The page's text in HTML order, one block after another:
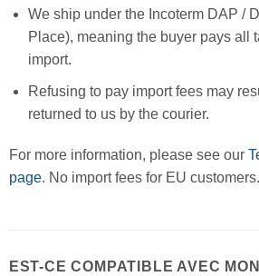
We ship under the Incoterm DAP /
Place), meaning the buyer pays all
import.
Refusing to pay import fees may
returned to us by the courier.
For more information, please see our
page. No import fees for EU customers.
EST-CE COMPATIBLE AVEC